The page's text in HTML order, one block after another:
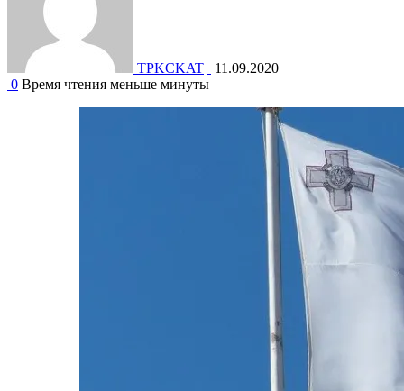
TPKCKAT
11.09.2020
0 Время чтения меньше минуты